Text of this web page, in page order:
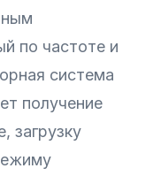
по частоте и
система
получение
загрузку